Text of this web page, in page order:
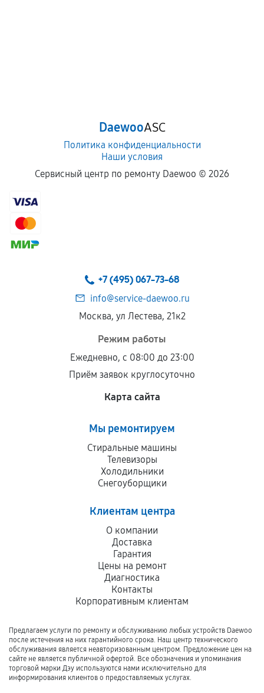
DaewooASC
Политика конфиденциальности
Наши условия
Сервисный центр по ремонту Daewoo © 2026
+7 (495) 067-73-68
info@service-daewoo.ru
Москва, ул Лестева, 21к2
Режим работы
Ежедневно, с 08:00 до 23:00
Приём заявок круглосуточно
Карта сайта
Мы ремонтируем
Стиральные машины
Телевизоры
Холодильники
Снегоуборщики
Клиентам центра
О компании
Доставка
Гарантия
Цены на ремонт
Диагностика
Контакты
Корпоративным клиентам
Предлагаем услуги по ремонту и обслуживанию любых устройств Daewoo
после истечения на них гарантийного срока. Наш центр технического
обслуживания является неавторизованным центром. Предложение цен на
сайте не является публичной офертой. Все обозначения и упоминания
торговой марки Дэу используются нами исключительно для
информирования клиентов о предоставляемых услугах.